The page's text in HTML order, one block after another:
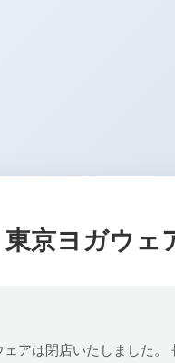
東京ヨガウェ
ェアは閉店いたしました。